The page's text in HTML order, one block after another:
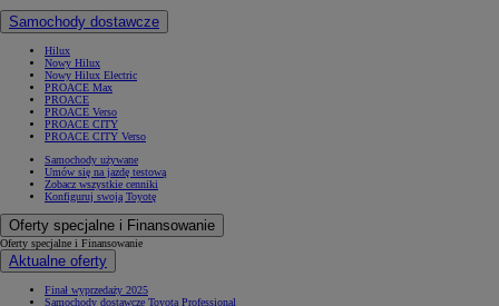
Samochody dostawcze
Hilux
Nowy Hilux
Nowy Hilux Electric
PROACE Max
PROACE
PROACE Verso
PROACE CITY
PROACE CITY Verso
Samochody używane
Umów się na jazdę testową
Zobacz wszystkie cenniki
Konfiguruj swoją Toyotę
Oferty specjalne i Finansowanie
Oferty specjalne i Finansowanie
Aktualne oferty
Finał wyprzedaży 2025
Samochody dostawcze Toyota Professional